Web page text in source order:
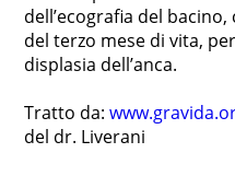
dell’ecografia del
del terzo mese di vita,
displasia dell’anca.
Tratto da:
del dr. Liverani